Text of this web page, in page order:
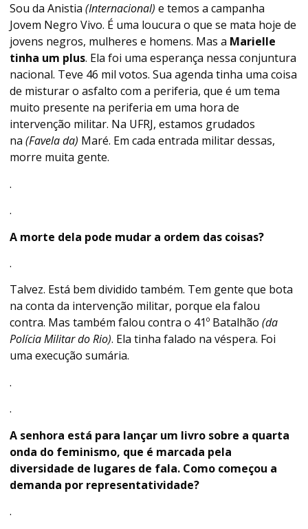
Sou da Anistia(Internacional) e temos a campanha
Jovem Negro Vivo. É uma loucura o que se mata hoje de
jovens negros, mulheres e homens. Mas a Marielle
tinha um plus. Ela foi uma esperança nessa conjuntura
nacional. Teve 46 mil votos. Sua agenda tinha uma coisa
de misturar o asfalto com a periferia, que é um tema
muito presente na periferia em uma hora de
intervenção militar. Na UFRJ, estamos grudados
na(Favela da) Maré. Em cada entrada militar dessas,
morre muita gente.
.
.
A morte dela pode mudar a ordem das coisas?
.
Talvez. Está bem dividido também. Tem gente que bota
na conta da intervenção militar, porque ela falou
contra. Mas também falou contra o 41º Batalhão(da
Polícia Militar do Rio). Ela tinha falado na véspera. Foi
uma execução sumária.
.
.
A senhora está para lançar um livro sobre a quarta
onda do feminismo, que é marcada pela
diversidade de lugares de fala. Como começou a
demanda por representatividade?
.